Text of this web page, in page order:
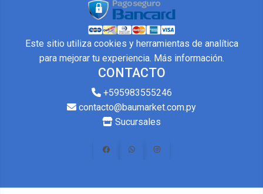
CONTACTO
+595983555246
contacto@baumarket.com.py
Sucursales
Este sitio utiliza cookies y herramientas de analítica
para mejorar tu experiencia. Más información.